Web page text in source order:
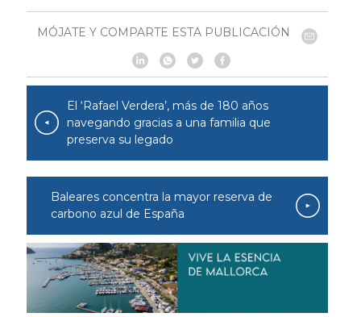
MÓJATE Y COMPARTE ESTA PUBLICACIÓN
El ‘Rafael Verdera’, más de 180 años
navegando gracias a una familia que
preserva su legado
Baleares concentra la mayor reserva de
carbono azul de España